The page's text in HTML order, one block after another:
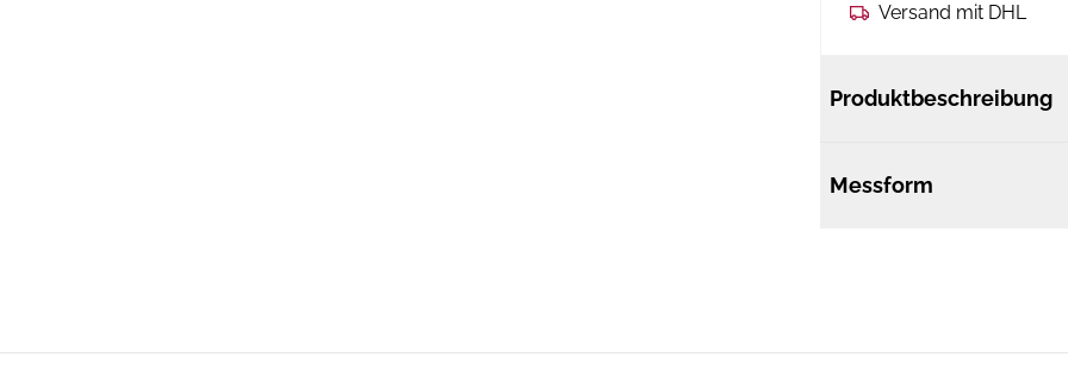
Versand mit DHL
Produktbeschreibung
Messform